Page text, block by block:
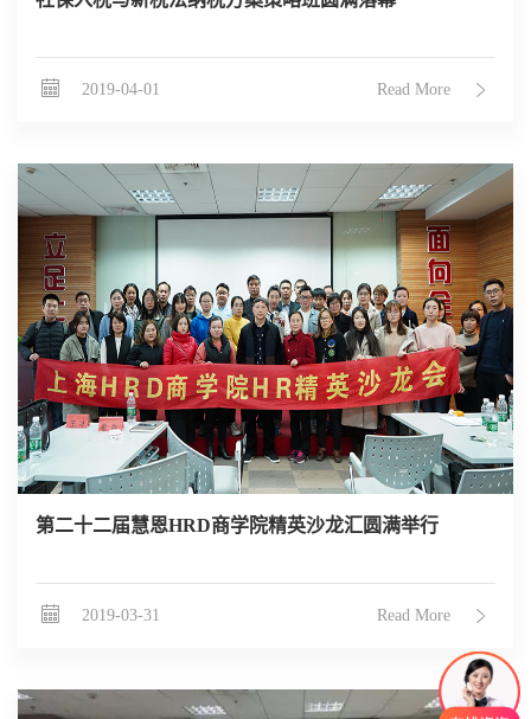
2019-04-01 Read More
第二十二届慧恩HRD商学院精英沙龙汇圆满举行
2019-03-31 Read More